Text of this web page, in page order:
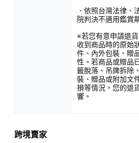
．依照台灣法律、
院判決不適用鑑賞
※若您有意申請退
收到商品時的原始
件、內外包裝、贈
性。若商品或贈品
籤脫落、吊牌拆除
裝、贈品或附加文
損等情況，您的退
響。
跨境賣家